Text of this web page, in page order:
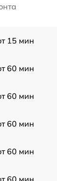
15 мин
60 мин
60 мин
60 мин
60 мин
60 мин